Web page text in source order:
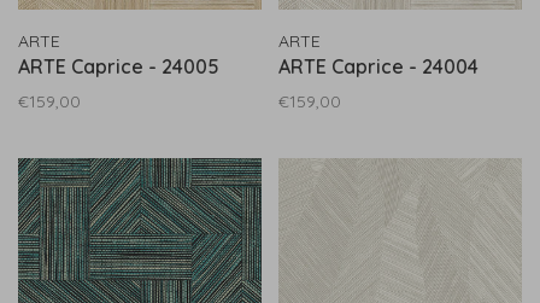
ARTE
ARTE Caprice - 24005
€159,00
ARTE
ARTE Caprice - 24004
€159,00